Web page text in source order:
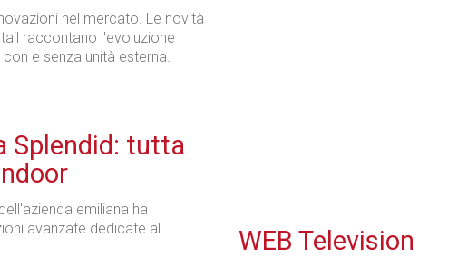
nel mercato. Le novità
raccontano l'evoluzione
e senza unità esterna.
Splendid: tutta
emiliana ha
avanzate dedicate al
WEB Television